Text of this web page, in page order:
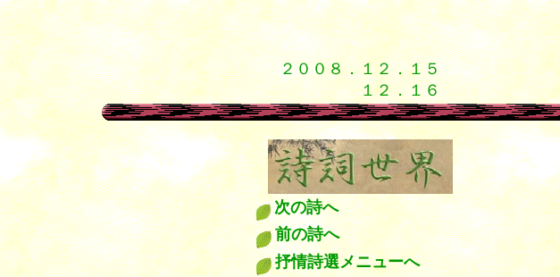
２００８．１２．１５
１２．１６
次の詩へ
前の詩へ
抒情詩選メニューへ